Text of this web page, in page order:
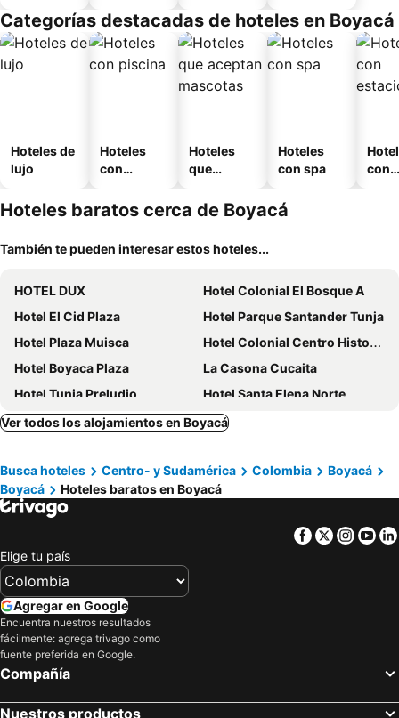
o
Categorías destacadas de hoteles en Boyacá
Hoteles de
lujo
Hoteles
con
Hoteles
que
mascotas
Hoteles
con spa
con
Hoteles baratos cerca de Boyacá
También te pueden interesar estos hoteles...
HOTEL DUX
Hotel Colonial El Bosque A
Hotel El Cid Plaza
Hotel Parque Santander Tunja
Hotel Plaza Muisca
Hotel Colonial Centro Historico
Hotel Boyaca Plaza
La Casona Cucaita
Hotel Tunja Preludio
Hotel Santa Elena Norte
La Gran Esquina
Hotel Diamond Luxury Tunja
Hotel Boutique Iguaque Campestre Spa & Ecolodge
Florentina
Hotel Hacienda Baza
Ayenda La Antigua
Hotel Castillo Real
Hotel Posada San Laureano
Hotel Casa Loma
Hotel Zafiro Express
Ander - House Luxury Hotel
Hotel Salamandra Tunja
GranMount Cabañas
Hotel GHR INTERNACIONAL
Hotel Campestre El Portón de Los Jeroglíficos
Bohemia Hotel
Ver todos los alojamientos en Boyacá
Busca hoteles Centro- y Sudamérica Colombia
Boyacá
Boyacá
Hoteles baratos en Boyacá
Facebook
Twitter
Elige tu país
Agregar en Google
Encuentra nuestros resultados
fácilmente: agrega trivago como
fuente preferida en Google.
Compañía
Nuestros productos